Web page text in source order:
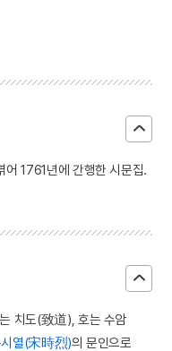
어 1761년에 간행한 시문집.
치도(致道), 호는 수암
열(宋時烈)의 문인으로